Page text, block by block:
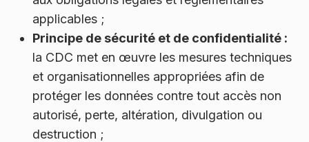
applicables ;
Principe de sécurité et de confidentialité :
la CDC met en œuvre les mesures techniques
et organisationnelles appropriées afin de
protéger les données contre tout accès non
autorisé, perte, altération, divulgation ou
destruction ;